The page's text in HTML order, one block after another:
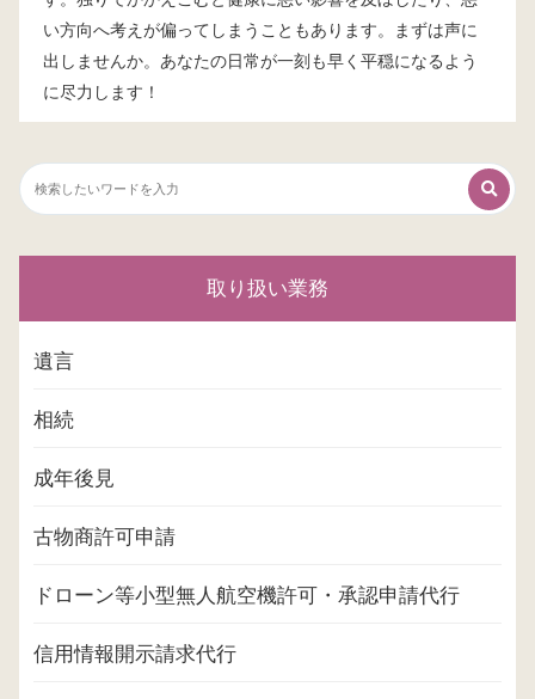
い方向へ考えが偏ってしまうこともあります。まずは声に
出しませんか。あなたの日常が一刻も早く平穏になるよう
に尽力します！
取り扱い業務
遺言
相続
成年後見
古物商許可申請
ドローン等小型無人航空機許可・承認申請代行
信用情報開示請求代行